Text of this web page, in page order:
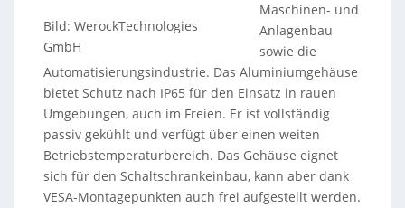
Bild: WerockTechnologies
GmbH
Maschinen- und
Anlagenbau
sowie die
Automatisierungsindustrie. Das Aluminiumgehäuse
bietet Schutz nach IP65 für den Einsatz in rauen
Umgebungen, auch im Freien. Er ist vollständig
passiv gekühlt und verfügt über einen weiten
Betriebstemperaturbereich. Das Gehäuse eignet
sich für den Schaltschrankeinbau, kann aber dank
VESA-Montagepunkten auch frei aufgestellt werden.